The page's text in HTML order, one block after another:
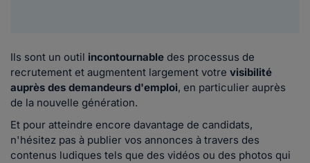
Ils sont un outil incontournable des processus de
recrutement et augmentent largement votre visibilité
auprès des demandeurs d'emploi, en particulier auprès
de la nouvelle génération.
Et pour atteindre encore davantage de candidats,
n'hésitez pas à publier vos annonces à travers des
contenus ludiques tels que des vidéos ou des photos qui